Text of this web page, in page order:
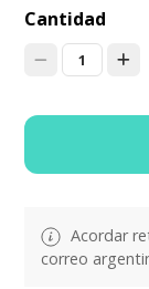
Cantidad
1
Acordar
correo